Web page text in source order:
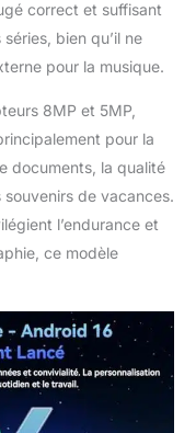
correct et suffisant
bien qu’il ne
pour la musique.
8MP et 5MP,
pour la
documents, la qualité
de vacances.
l’endurance et
ce modèle